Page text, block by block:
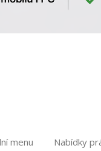
menu Nabídky